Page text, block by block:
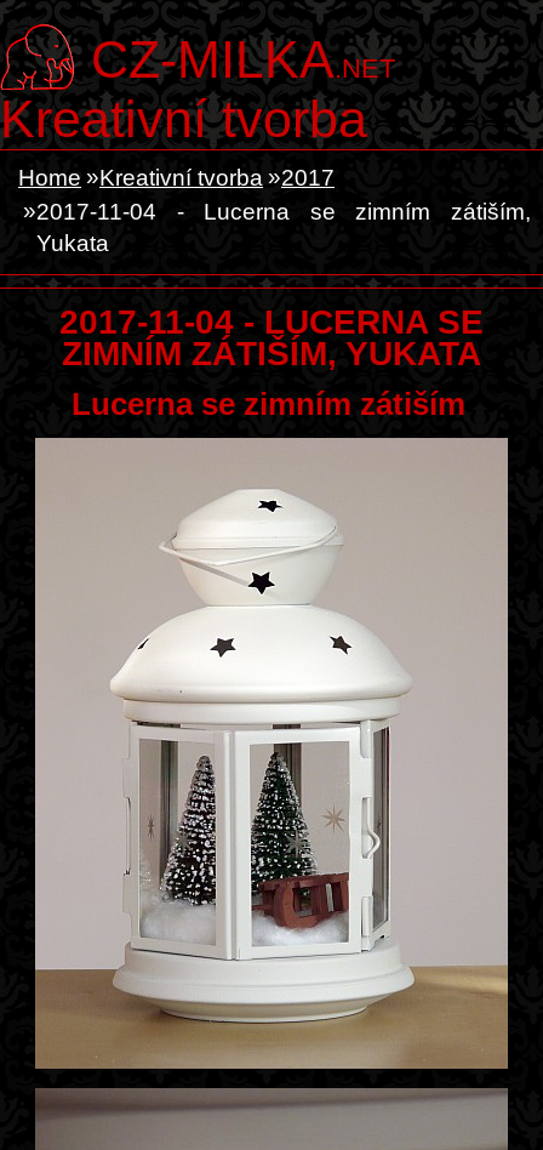
CZ-MILKA.NET
Kreativní tvorba
Home Kreativní tvorba
2017
2017-11-04 - Lucerna se zimním zátiším,
Yukata
2017-11-04 - LUCERNA SE
ZIMNÍM ZÁTIŠÍM, YUKATA
Lucerna se zimním zátiším